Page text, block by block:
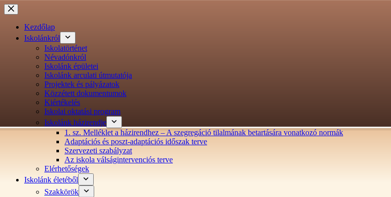
Ugrás
a
tartalomraKezdőlap
Iskolánkról
Iskolatörténet
Névadónkról
Iskolánk épületei
Iskolánk arculati útmutatója
Projektek és pályázatok
Közzétett dokumentumok
Kiértékelés
Iskolai oktatási program
Iskolánk házirendje
1. sz. Melléklet a házirendhez – A szegregáció tilalmának betartására vonatkozó normák
Adaptációs és poszt-adaptációs időszak terve
Szervezeti szabályzat
Az iskola válságintervenciós terve
Elérhetőségek
Iskolánk életéből
Szakkörök